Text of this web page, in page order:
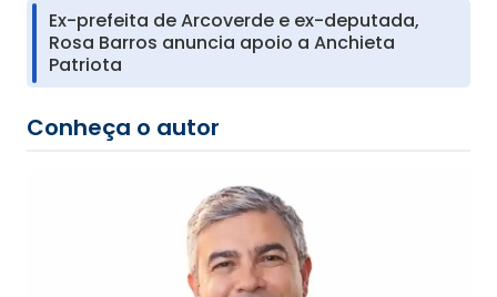
Ex-prefeita de Arcoverde e ex-deputada,
Rosa Barros anuncia apoio a Anchieta
Patriota
Conheça o autor